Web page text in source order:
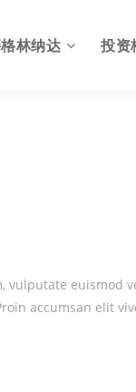
林纳达
籍投资方式
投资
格林
euismod
accumsan elit